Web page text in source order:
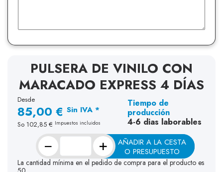
PULSERA DE VINILO CON
MARACADO EXPRESS 4 DÍAS
Desde
85,00 € Sin IVA *
So 102,85 € Impuestos incluidos
Tiempo de
producción
4-6 dias laborables
− +
AÑADIR A LA CESTA
O PRESUPUESTO
La cantidad mínima en el pedido de compra para el producto es